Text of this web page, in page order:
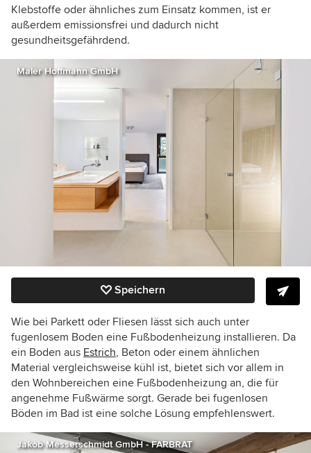
Klebstoffe oder ähnliches zum Einsatz kommen, ist er
außerdem emissionsfrei und dadurch nicht
gesundheitsgefährdend.
Maler Hoffmann GmbH
Speichern
Wie bei Parkett oder Fliesen lässt sich auch unter
fugenlosem Boden eine Fußbodenheizung installieren. Da
ein Boden aus Estrich, Beton oder einem ähnlichen
Material vergleichsweise kühl ist, bietet sich vor allem in
den Wohnbereichen eine Fußbodenheizung an, die für
angenehme Fußwärme sorgt. Gerade bei fugenlosen
Böden im Bad ist eine solche Lösung empfehlenswert.
Jakob Messerschmidt GmbH - FARBRAT